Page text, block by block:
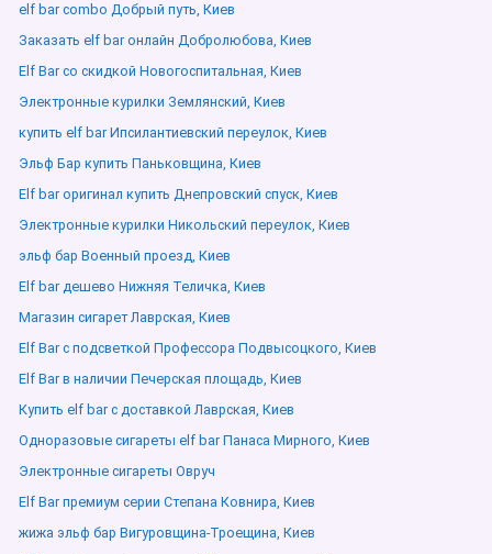
elf bar combo Добрый путь, Киев
Заказать elf bar онлайн Добролюбова, Киев
Elf Bar со скидкой Новогоспитальная, Киев
Электронные курилки Землянский, Киев
купить elf bar Ипсилантиевский переулок, Киев
Эльф Бар купить Паньковщина, Киев
Elf bar оригинал купить Днепровский спуск, Киев
Электронные курилки Никольский переулок, Киев
эльф бар Военный проезд, Киев
Elf bar дешево Нижняя Теличка, Киев
Магазин сигарет Лаврская, Киев
Elf Bar с подсветкой Профессора Подвысоцкого, Киев
Elf Bar в наличии Печерская площадь, Киев
Купить elf bar с доставкой Лаврская, Киев
Одноразовые сигареты elf bar Панаса Мирного, Киев
Электронные сигареты Овруч
Elf Bar премиум серии Степана Ковнира, Киев
жижа эльф бар Вигуровщина-Троещина, Киев